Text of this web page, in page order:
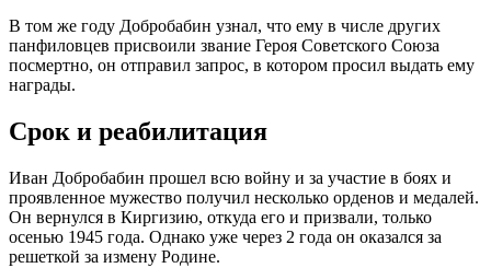
В том же году Добробабин узнал, что ему в числе других
панфиловцев присвоили звание Героя Советского Союза
посмертно, он отправил запрос, в котором просил выдать ему
награды.
Срок и реабилитация
Иван Добробабин прошел всю войну и за участие в боях и
проявленное мужество получил несколько орденов и медалей.
Он вернулся в Киргизию, откуда его и призвали, только
осенью 1945 года. Однако уже через 2 года он оказался за
решеткой за измену Родине.